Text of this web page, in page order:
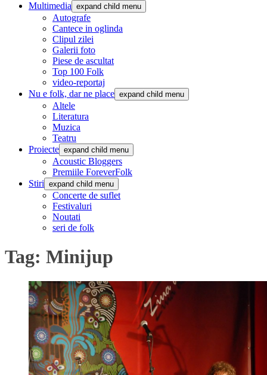
Multimedia expand child menu
Autografe
Cantece in oglinda
Clipul zilei
Galerii foto
Piese de ascultat
Top 100 Folk
video-reportaj
Nu e folk, dar ne place expand child menu
Altele
Literatura
Muzica
Teatru
Proiecte expand child menu
Acoustic Bloggers
Premiile ForeverFolk
Stiri expand child menu
Concerte de suflet
Festivaluri
Noutati
seri de folk
Tag: Minijup